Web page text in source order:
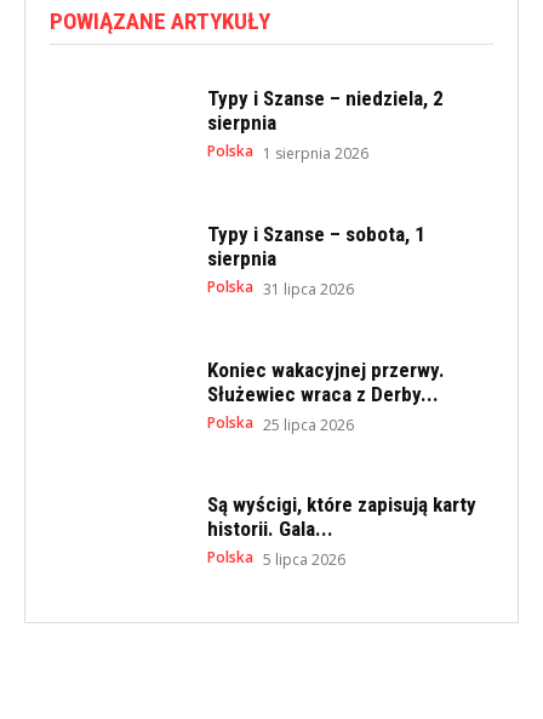
POWIĄZANE ARTYKUŁY
Typy i Szanse – niedziela, 2
sierpnia
Polska 1 sierpnia 2026
Typy i Szanse – sobota, 1
sierpnia
Polska 31 lipca 2026
Koniec wakacyjnej przerwy.
Służewiec wraca z Derby...
Polska 25 lipca 2026
Są wyścigi, które zapisują karty
historii. Gala...
Polska 5 lipca 2026